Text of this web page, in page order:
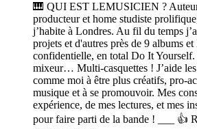
🎹 QUI EST LEMUSICIEN ?
producteur et home studiste
j’habite à Londres. Au fil du temps
projets et d'autres près de 9 albums et
confidentielle, en total Do It Yourself.
mixeur… Multi-casquettes ! J’aide
comme moi à être plus créatifs, pro-
musique et à se promouvoir. Mes
expérience, de mes lectures, et mes
pour faire parti de la bande ! ___ 👍